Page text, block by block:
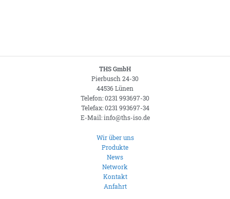
THS GmbH
Pierbusch 24-30
44536 Lünen
Telefon: 0231 993697-30
Telefax: 0231 993697-34
E-Mail: info@ths-iso.de
Wir über uns
Produkte
News
Network
Kontakt
Anfahrt